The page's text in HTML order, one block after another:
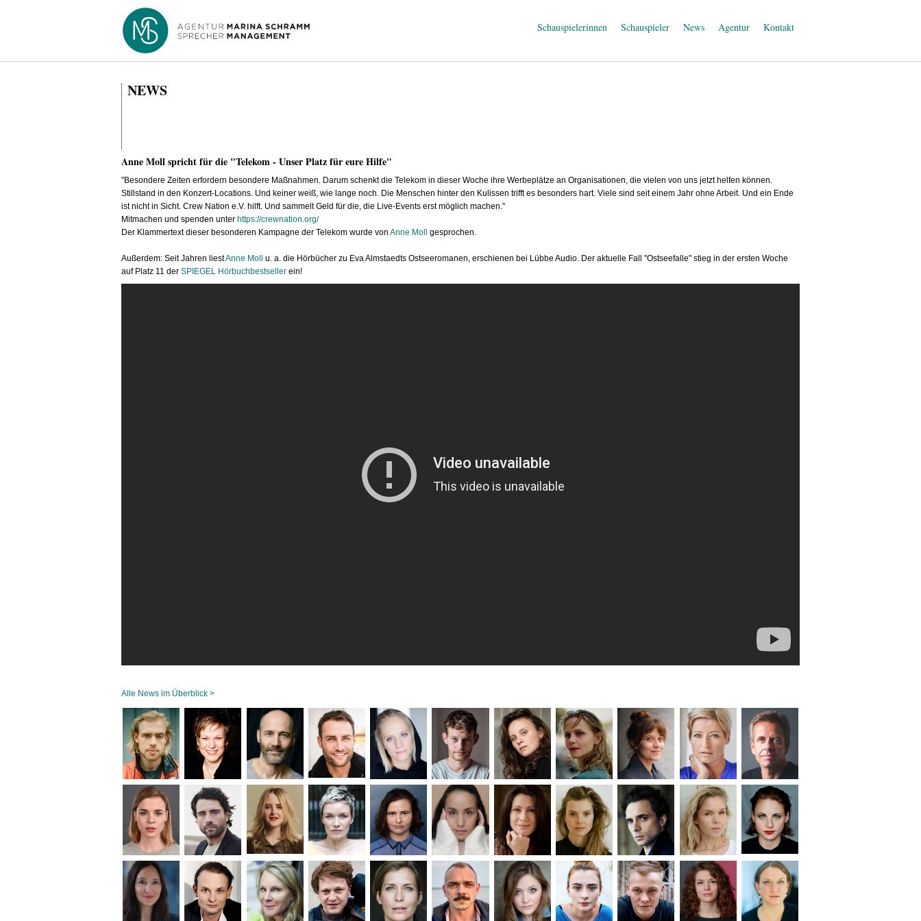
Schauspielerinnen Schauspieler News Agentur Kontakt
NEWS
Anne Moll spricht für die "Telekom - Unser Platz für eure Hilfe"
"Besondere Zeiten erfordern besondere Maßnahmen. Darum schenkt die Telekom in dieser Woche ihre Werbeplätze an Organisationen, die vielen von uns jetzt helfen können.
Stillstand in den Konzert-Locations. Und keiner weiß, wie lange noch. Die Menschen hinter den Kulissen trifft es besonders hart. Viele sind seit einem Jahr ohne Arbeit. Und ein Ende
ist nicht in Sicht. Crew Nation e.V. hilft. Und sammelt Geld für die, die Live-Events erst möglich machen."
Mitmachen und spenden unter https://crewnation.org/​
Der Klammertext dieser besonderen Kampagne der Telekom wurde von Anne Moll gesprochen.
Außerdem: Seit Jahren liestAnne Moll u. a. die Hörbücher zu Eva Almstaedts Ostseeromanen, erschienen bei Lübbe Audio. Der aktuelle Fall "Ostseefalle" stieg in der ersten Woche
auf Platz 11 der SPIEGEL Hörbuchbestseller ein!
Alle News im Überblick >
Navigation
überspringen